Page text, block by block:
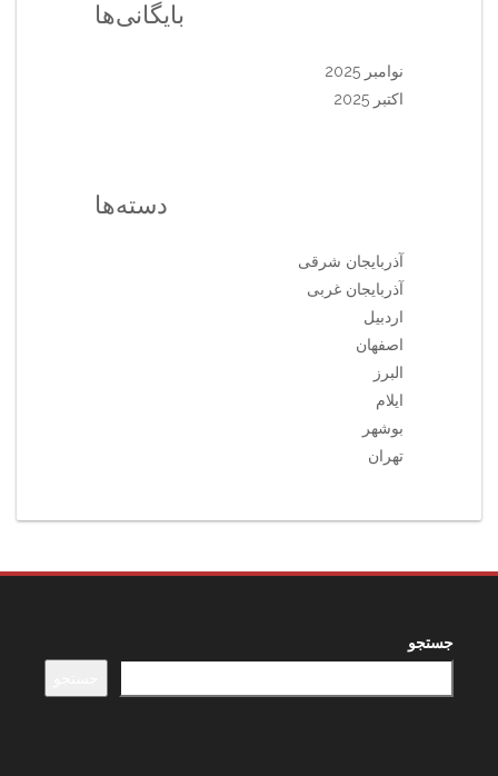
بایگانی‌ها
نوامبر 2025
اکتبر 2025
دسته‌ها
آذربایجان شرقی
آذربایجان غربی
اردبیل
اصفهان
البرز
ایلام
بوشهر
تهران
جستجو